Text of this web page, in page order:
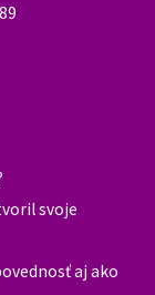
svoje
aj ako